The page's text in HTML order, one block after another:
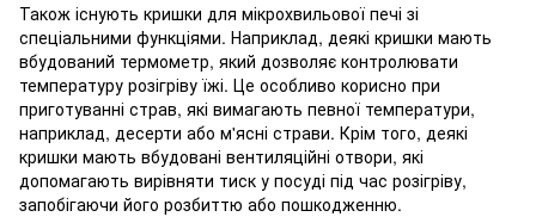
Також існують кришки для мікрохвильової печі зі
спеціальними функціями. Наприклад, деякі кришки мають
вбудований термометр, який дозволяє контролювати
температуру розігріву їжі. Це особливо корисно при
приготуванні страв, які вимагають певної температури,
наприклад, десерти або м'ясні страви. Крім того, деякі
кришки мають вбудовані вентиляційні отвори, які
допомагають вирівняти тиск у посуді під час розігріву,
запобігаючи його розбиттю або пошкодженню.